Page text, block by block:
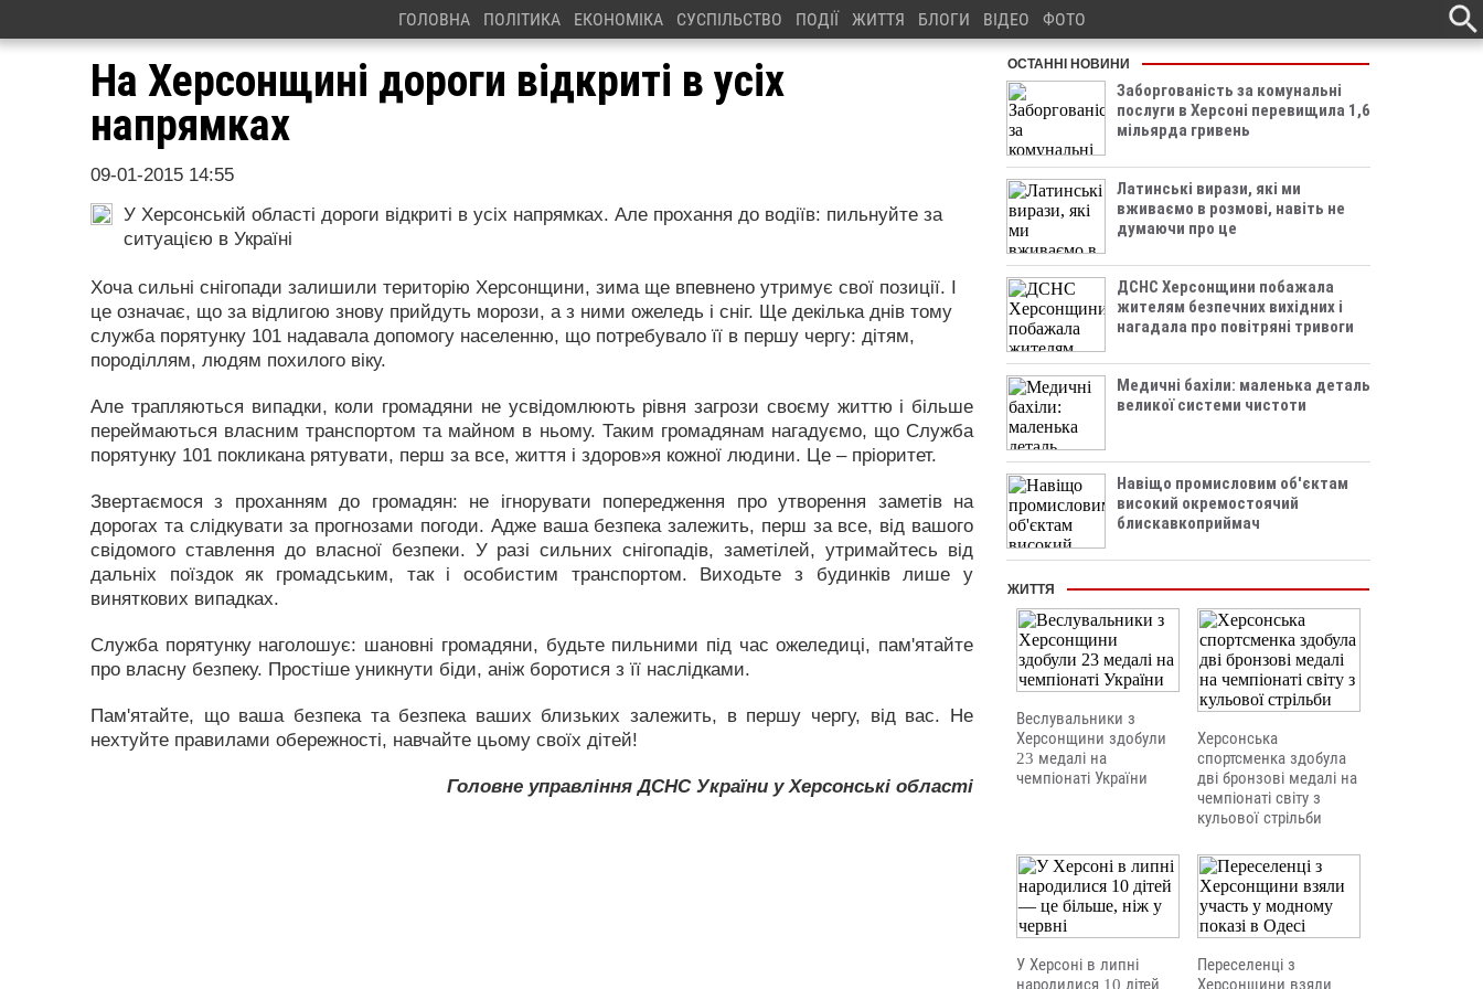
ГОЛОВНА ПОЛІТИКА ЕКОНОМІКА СУСПІЛЬСТВО ПОДІЇ ЖИТТЯ БЛОГИ ВІДЕО ФОТО
На Херсонщині дороги відкриті в усіх
напрямках
09-01-2015 14:55
У Херсонській області дороги відкриті в усіх напрямках. Але прохання до водіїв: пильнуйте за
ситуацією в Україні
Хоча сильні снігопади залишили територію Херсонщини, зима ще впевнено утримує свої позиції. І
це означає, що за відлигою знову прийдуть морози, а з ними ожеледь і сніг. Ще декілька днів тому
служба порятунку 101 надавала допомогу населенню, що потребувало її в першу чергу: дітям,
породіллям, людям похилого віку.
Але трапляються випадки, коли громадяни не усвідомлюють рівня загрози своєму життю і більше
переймаються власним транспортом та майном в ньому. Таким громадянам нагадуємо, що Служба
порятунку 101 покликана рятувати, перш за все, життя і здоров»я кожної людини. Це – пріоритет.
Звертаємося з проханням до громадян: не ігнорувати попередження про утворення заметів на
дорогах та слідкувати за прогнозами погоди. Адже ваша безпека залежить, перш за все, від вашого
свідомого ставлення до власної безпеки. У разі сильних снігопадів, заметілей, утримайтесь від
дальніх поїздок як громадським, так і особистим транспортом. Виходьте з будинків лише у
виняткових випадках.
Служба порятунку наголошує: шановні громадяни, будьте пильними під час ожеледиці, пам'ятайте
про власну безпеку. Простіше уникнути біди, аніж боротися з її наслідками.
Пам'ятайте, що ваша безпека та безпека ваших близьких залежить, в першу чергу, від вас. Не
нехтуйте правилами обережності, навчайте цьому своїх дітей!
Головне управління ДСНС України у Херсонські області
ОСТАННІ НОВИНИ
Заборгованість за комунальні
послуги в Херсоні перевищила 1,6
мільярда гривень
Латинські вирази, які ми
вживаємо в розмові, навіть не
думаючи про це
ДСНС Херсонщини побажала
жителям безпечних вихідних і
нагадала про повітряні тривоги
Медичні бахіли: маленька деталь
великої системи чистоти
Навіщо промисловим об'єктам
високий окремостоячий
блискавкоприймач
ЖИТТЯ
Веслувальники з
Херсонщини здобули
23 медалі на
чемпіонаті України
Херсонська
спортсменка здобула
дві бронзові медалі на
чемпіонаті світу з
кульової стрільби
У Херсоні в липні
народилися 10 дітей
Переселенці з
Херсонщини взяли